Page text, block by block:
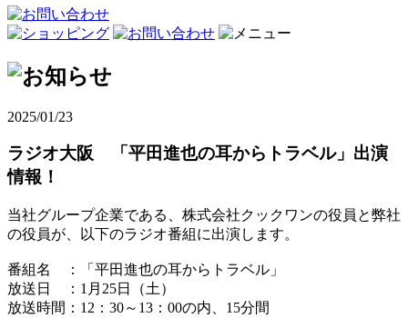
2025/01/23
ラジオ大阪 「平田進也の耳からトラベル」出演
情報！
当社グループ企業である、株式会社クックワンの役員と弊社
の役員が、以下のラジオ番組に出演します。
番組名 ：「平田進也の耳からトラベル」
放送日 ：1月25日（土）
放送時間：12：30～13：00の内、15分間